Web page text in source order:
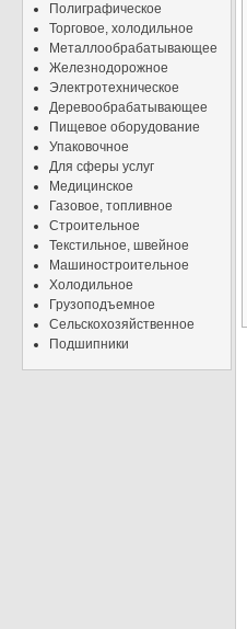
Полиграфическое
Торговое, холодильное
Металлообрабатывающее
Железнодорожное
Электротехническое
Деревообрабатывающее
Пищевое оборудование
Упаковочное
Для сферы услуг
Медицинское
Газовое, топливное
Строительное
Текстильное, швейное
Машиностроительное
Холодильное
Грузоподъемное
Сельскохозяйственное
Подшипники